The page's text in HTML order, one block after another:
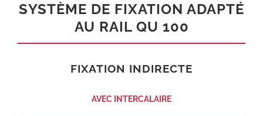
SYSTÈME DE FIXATION ADAPTÉ
AU RAIL QU 100
FIXATION INDIRECTE
AVEC INTERCALAIRE